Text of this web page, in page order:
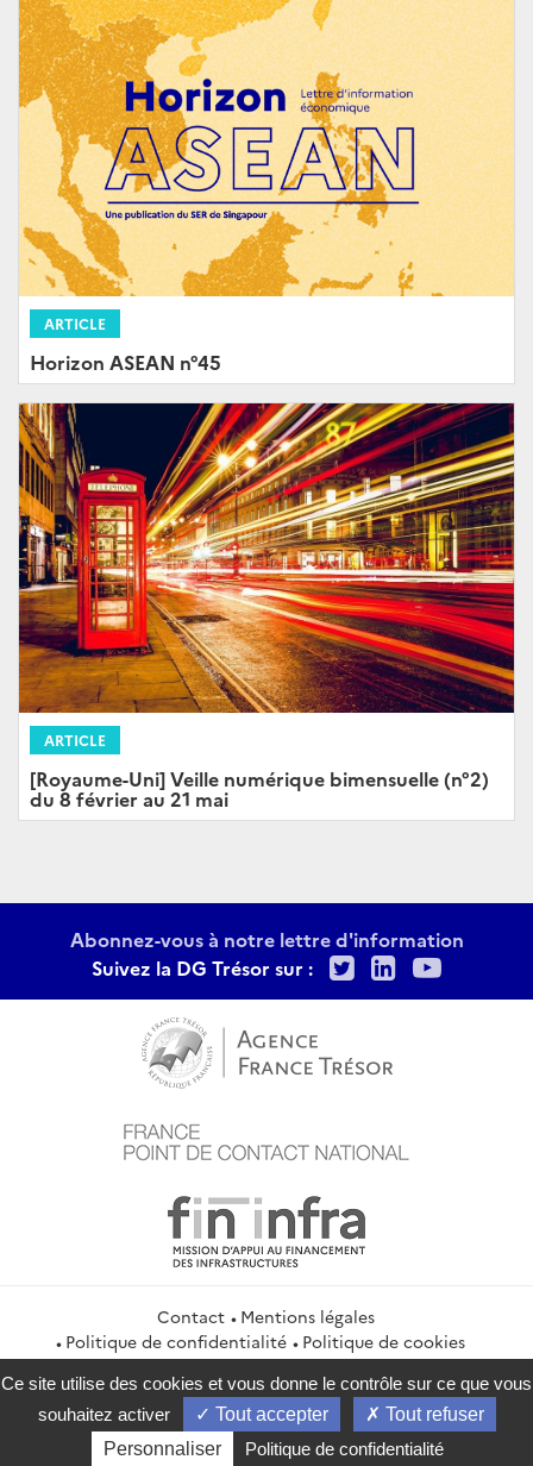
ARTICLE
Horizon ASEAN n°45
ARTICLE
[Royaume-Uni] Veille numérique bimensuelle (n°2)
du 8 février au 21 mai
Abonnez-vous à notre lettre d'information
Suivez la DG Trésor sur :
TwitterLinkedIn
Contact
Mentions légales
Politique de confidentialité
Politique de cookies
Gestion des cookies
Flux RSS
service-public.gouv.fr
legifrance.gouv.fr
info.gouv.fr
data.gouv.fr
Ce site utilise des cookies et vous donne le contrôle sur ce que vous
souhaitez activer
Tout accepter
Tout refuser
Personnaliser
Politique de confidentialité